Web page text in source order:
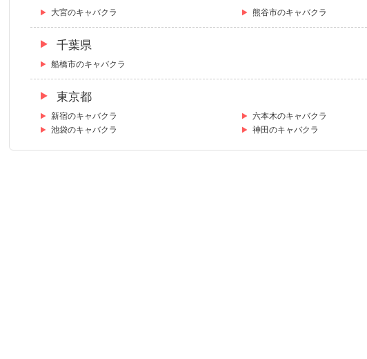
大宮のキャバクラ 熊谷市のキャバクラ
千葉県
船橋市のキャバクラ
東京都
新宿のキャバクラ
六本木のキャバクラ
池袋のキャバクラ
神田のキャバクラ